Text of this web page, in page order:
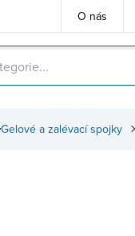
O nás
Gelové a zalévací spojky